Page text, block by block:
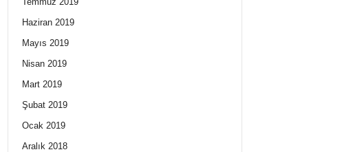
Haziran 2019
Mayıs 2019
Nisan 2019
Mart 2019
Şubat 2019
Ocak 2019
Aralık 2018